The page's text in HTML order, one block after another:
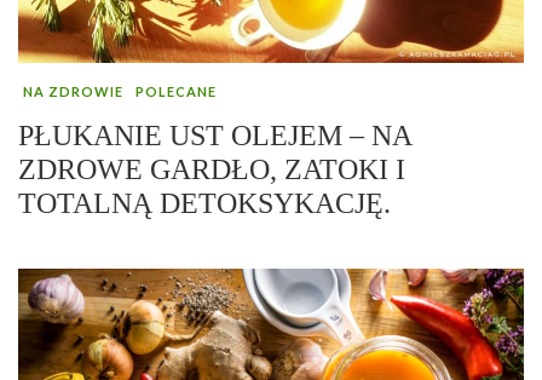
NA ZDROWIE POLECANE
PŁUKANIE UST OLEJEM – NA
ZDROWE GARDŁO, ZATOKI I
TOTALNĄ DETOKSYKACJĘ.